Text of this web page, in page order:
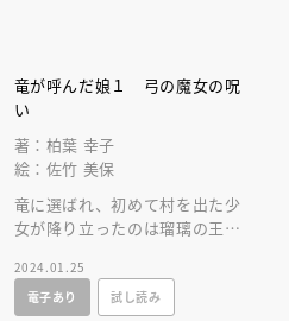
竜が呼んだ娘１ 弓の魔女の呪
い
著：柏葉 幸子
絵：佐竹 美保
竜に選ばれ、初めて村を出た少
女が降り立ったのは瑠璃の王宮
柏葉幸子がおくる、本格ハイフ
ァンタジー！
2024.01.25
電子あり
試し読み